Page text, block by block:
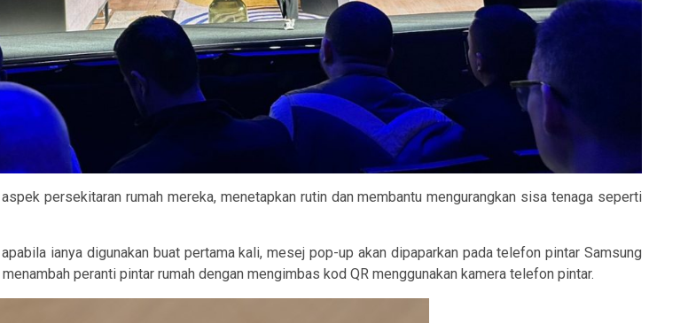
persekitaran rumah mereka, menetapkan rutin dan membantu mengurangkan sisa tenaga seperti
ianya digunakan buat pertama kali, mesej pop-up akan dipaparkan pada telefon pintar Samsung
peranti pintar rumah dengan mengimbas kod QR menggunakan kamera telefon pintar.